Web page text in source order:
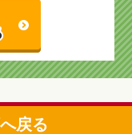
戻る